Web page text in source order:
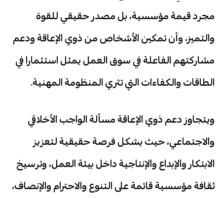
مجرد قيمة مؤسسية، بل مصدر حقيقي للقوة
والتميز، وأن تمكين الأشخاص من ذوي الإعاقة ودعم
مشاركتهم الفاعلة في سوق العمل يمثل استثمارا في
الطاقات والكفاءات التي تثري المنظومة المهنية.
ويتجاوز دعم ذوي الإعاقة مسألة الواجب الأخلاقي
والاجتماعي، حيث يشكل فرصة حقيقية لتعزيز
الابتكار والإبداع والإنتاجية داخل بيئة العمل، وترسيخ
ثقافة مؤسسية قائمة على التنوع والاحترام والإنصاف،